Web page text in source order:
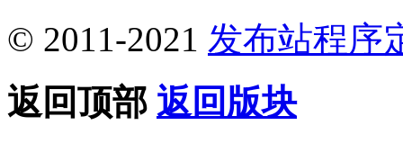
© 2011-2021 发布站程序
返回顶部 返回版块